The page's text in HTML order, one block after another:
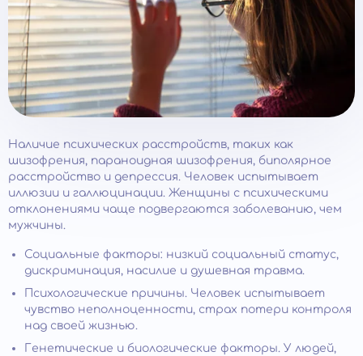
Наличие психических расстройств, таких как
шизофрения, параноидная шизофрения, биполярное
расстройство и депрессия. Человек испытывает
иллюзии и галлюцинации. Женщины с психическими
отклонениями чаще подвергаются заболеванию, чем
мужчины.
Социальные факторы: низкий социальный статус,
дискриминация, насилие и душевная травма.
Психологические причины. Человек испытывает
чувство неполноценности, страх потери контроля
над своей жизнью.
Генетические и биологические факторы. У людей,